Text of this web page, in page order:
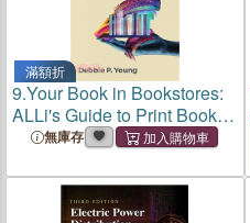
滿額折
9.Your Book in Bookstores:
ALLi's Guide to Print Book
Distribution for Authors
無庫存